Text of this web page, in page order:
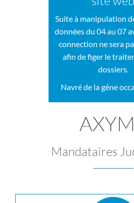
Suite à manipulation
données du 04 au 07
connection ne sera
afin de figer le
dossiers.
Navré de la gêne
Mandataires